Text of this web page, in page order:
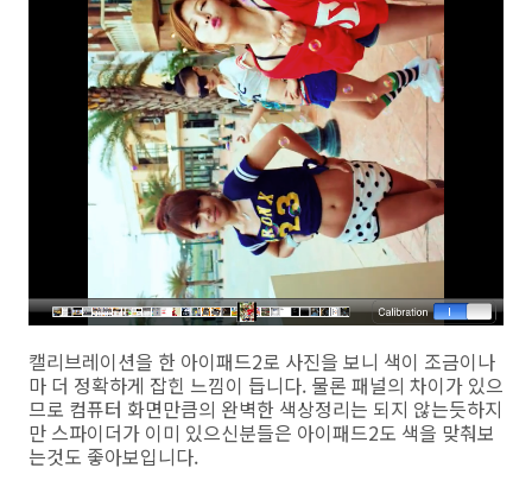
캘리브레이션을 한 아이패드2로 사진을 보니 색이 조금이나
마 더 정확하게 잡힌 느낌이 듭니다. 물론 패널의 차이가 있으
므로 컴퓨터 화면만큼의 완벽한 색상정리는 되지 않는듯하지
만 스파이더가 이미 있으신분들은 아이패드2도 색을 맞춰보
는것도 좋아보입니다.